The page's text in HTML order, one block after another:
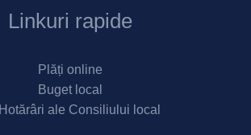
Linkuri rapide
Plăți online
Buget local
Hotărâri ale Consiliului local